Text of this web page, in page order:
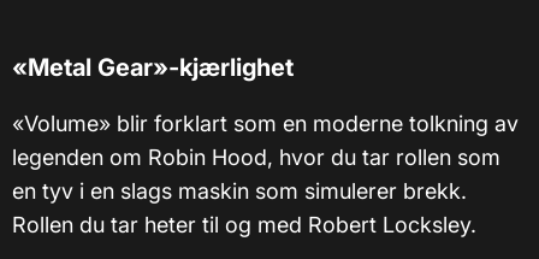
«Metal Gear»-kjærlighet
«Volume» blir forklart som en moderne tolkning av
legenden om Robin Hood, hvor du tar rollen som
en tyv i en slags maskin som simulerer brekk.
Rollen du tar heter til og med Robert Locksley.